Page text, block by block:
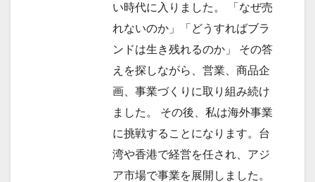
い時代に入りました。 「なぜ売
れないのか」「どうすればブラ
ンドは生き残れるのか」 その答
えを探しながら、営業、商品企
画、事業づくりに取り組み続け
ました。 その後、私は海外事業
に挑戦することになります。台
湾や香港で経営を任され、アジ
ア市場で事業を展開しました。